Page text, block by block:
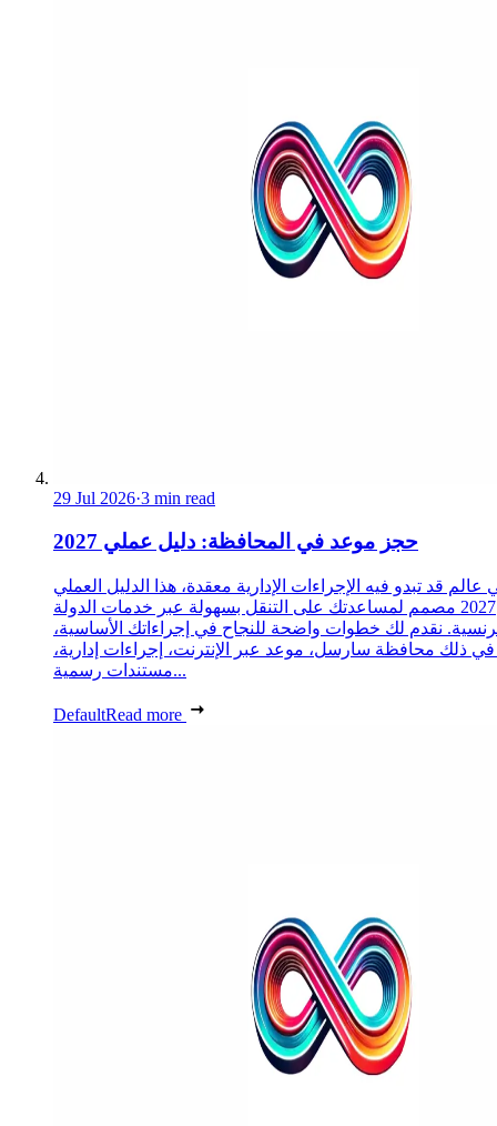
29 Jul 2026·3 min read
حجز موعد في المحافظة: دليل عملي 2027
عالم قد تبدو فيه الإجراءات الإدارية معقدة، هذا الدليل العملي
2027 مصمم لمساعدتك على التنقل بسهولة عبر خدمات الدولة
نقدم لك خطوات واضحة للنجاح في إجراءاتك الأساسية،
في ذلك محافظة سارسل، موعد عبر الإنترنت، إجراءات إدارية،
مستندات رسمية...
DefaultRead more